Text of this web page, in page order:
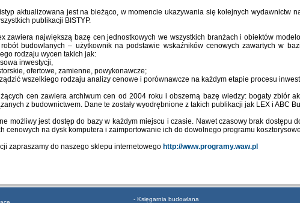
aktualizowana jest na bieżąco, w momencie ukazywania się kolejnych wydawnictw
publikacji BISTYP.
zawiera największą bazę cen jednostkowych we wszystkich branżach i obiektów
budowlanych – użytkownik na podstawie wskaźników cenowych zawartych w
rodzaju wycen takich jak:
inwestycji,
ofertowe, zamienne, powykonawcze;
wszelkiego rodzaju analizy cenowe i porównawcze na każdym etapie procesu
cen zawiera archiwum cen od 2004 roku i obszerną bazę wiedzy: bogaty zbiór
z budownictwem. Dane te zostały wyodrębnione z takich publikacji jak LEX i ABC
możliwy jest dostęp do bazy w każdym miejscu i czasie. Nawet czasowy brak dostępu
cenowych na dysk komputera i zaimportowanie ich do dowolnego programu
zapraszamy do naszego sklepu internetowego http://www.programy.waw.pl
- Księgarnia budowlana